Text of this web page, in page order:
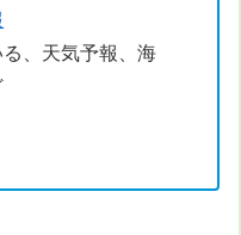
、天気予報、海